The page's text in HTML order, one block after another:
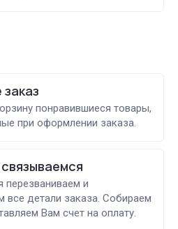
понравившиеся товары,
при оформлении заказа.
перезваниваем и
все детали заказа. Собираем
Вам счет на оплату.